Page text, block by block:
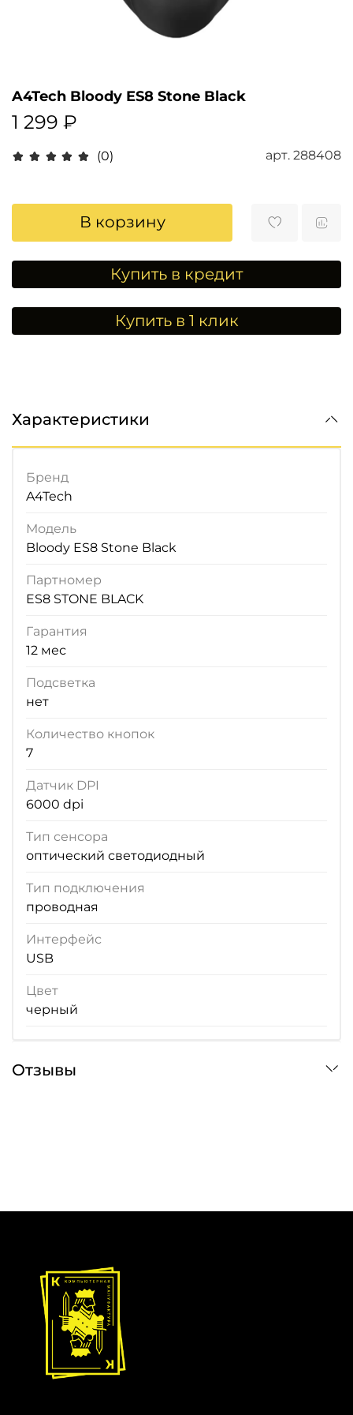
(0) арт. 288408
A4Tech Bloody ES8 Stone Black
1 299 ₽
В корзину
Купить в кредит
Купить в 1 клик
Характеристики
Бренд
A4Tech
Модель
Bloody ES8 Stone Black
Партномер
ES8 STONE BLACK
Гарантия
12 мес
Подсветка
нет
Количество кнопок
7
Датчик DPI
6000 dpi
Тип сенсора
оптический светодиодный
Тип подключения
проводная
Интерфейс
USB
Цвет
черный
Отзывы